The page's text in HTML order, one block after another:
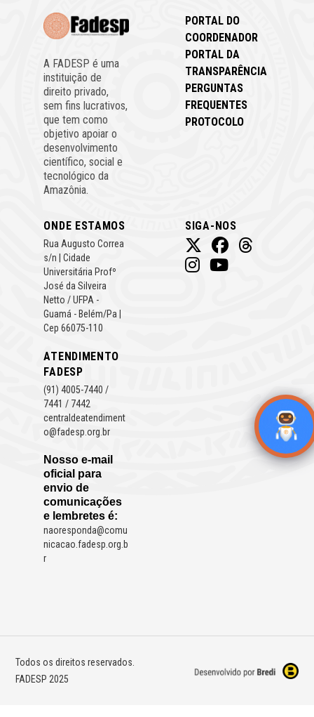
A FADESP é uma
instituição de
direito privado,
sem fins lucrativos,
que tem como
objetivo apoiar o
desenvolvimento
científico, social e
tecnológico da
Amazônia.
PORTAL DO
COORDENADOR
PORTAL DA
TRANSPARÊNCIA
PERGUNTAS
FREQUENTES
PROTOCOLO
ONDE ESTAMOS
Rua Augusto Correa
s/n | Cidade
Universitária Profº
José da Silveira
Netto / UFPA -
Guamá - Belém/Pa |
Cep 66075-110
ATENDIMENTO
FADESP
(91) 4005-7440 /
7441 / 7442
centraldeatendiment
o@fadesp.org.br
Nosso e-mail
oficial para
envio de
comunicações
e lembretes é:
naoresponda@comu
nicacao.fadesp.org.b
r
SIGA-NOS
Todos os direitos reservados.
FADESP 2025